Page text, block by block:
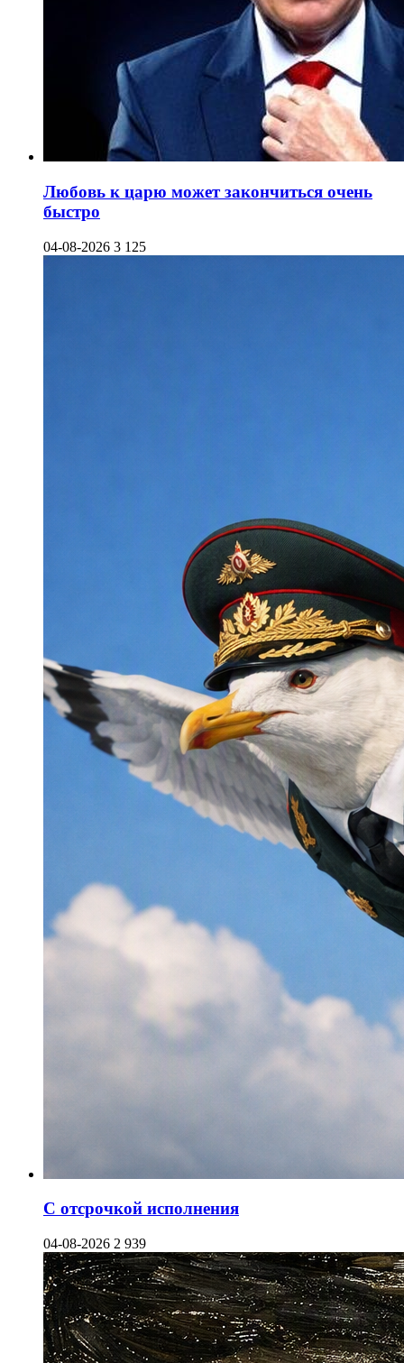
Любовь к царю может закончиться очень
быстро
04-08-2026 3 125
С отсрочкой исполнения
04-08-2026 2 939